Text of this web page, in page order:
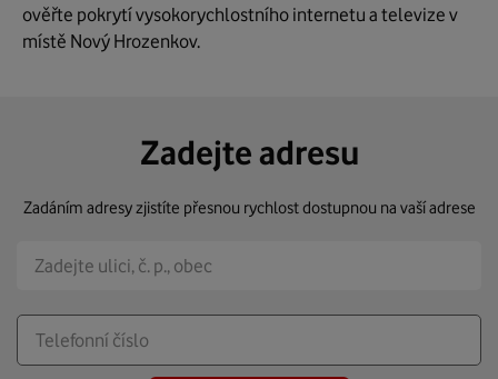
ověřte pokrytí vysokorychlostního internetu a televize v
místě Nový Hrozenkov.
Zadejte adresu
Zadáním adresy zjistíte přesnou rychlost dostupnou na vaší adrese